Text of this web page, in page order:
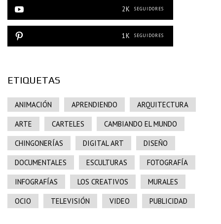
2K SEGUIDORES
1K SEGUIDORES
ETIQUETAS
ANIMACIÓN APRENDIENDO ARQUITECTURA
ARTE CARTELES CAMBIANDO EL MUNDO
CHINGONERÍAS DIGITAL ART DISEÑO
DOCUMENTALES ESCULTURAS FOTOGRAFÍA
INFOGRAFÍAS LOS CREATIVOS MURALES
OCIO TELEVISIÓN VIDEO PUBLICIDAD